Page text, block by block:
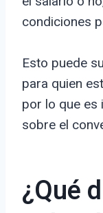
condiciones
Esto puede
para quien
por lo que es
sobre el
¿Qué